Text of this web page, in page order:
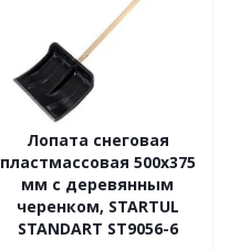
Лопата снеговая
пластмассовая 500х375
мм с деревянным
черенком, STARTUL
STANDART ST9056-6